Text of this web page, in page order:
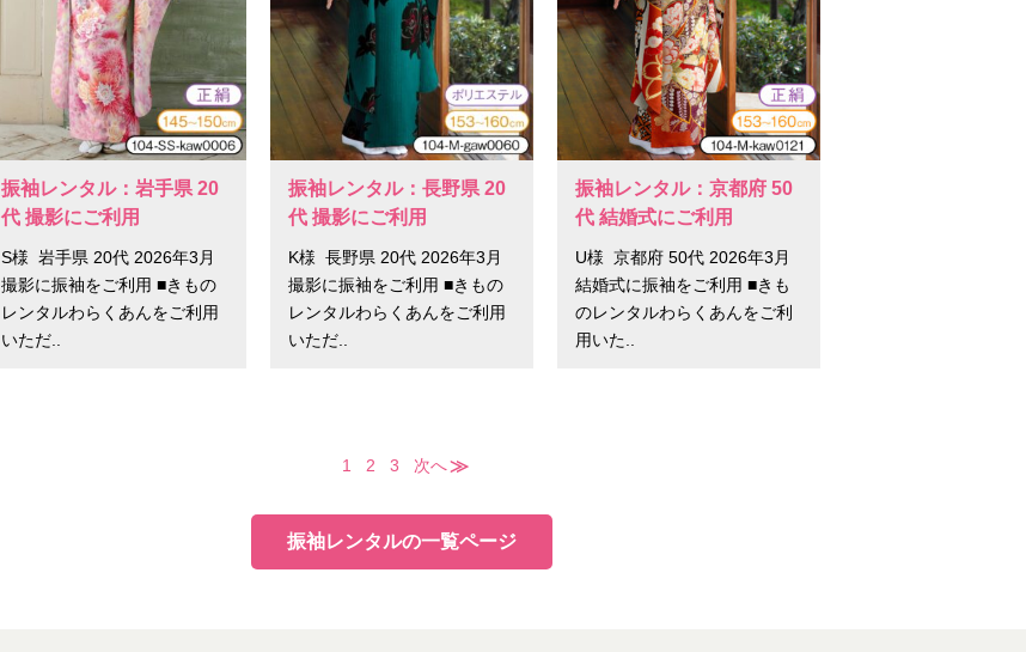
振袖レンタル：岩手県 20
代 撮影にご利用
S様 岩手県 20代 2026年3月
撮影に振袖をご利用 ■きもの
レンタルわらくあんをご利用
いただ..
振袖レンタル：長野県 20
代 撮影にご利用
K様 長野県 20代 2026年3月
撮影に振袖をご利用 ■きもの
レンタルわらくあんをご利用
いただ..
振袖レンタル：京都府 50
代 結婚式にご利用
U様 京都府 50代 2026年3月
結婚式に振袖をご利用 ■きも
のレンタルわらくあんをご利
用いた..
1 2 3 次へ
振袖レンタルの一覧ページ